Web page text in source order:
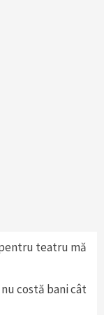
teatru mă
costă bani cât